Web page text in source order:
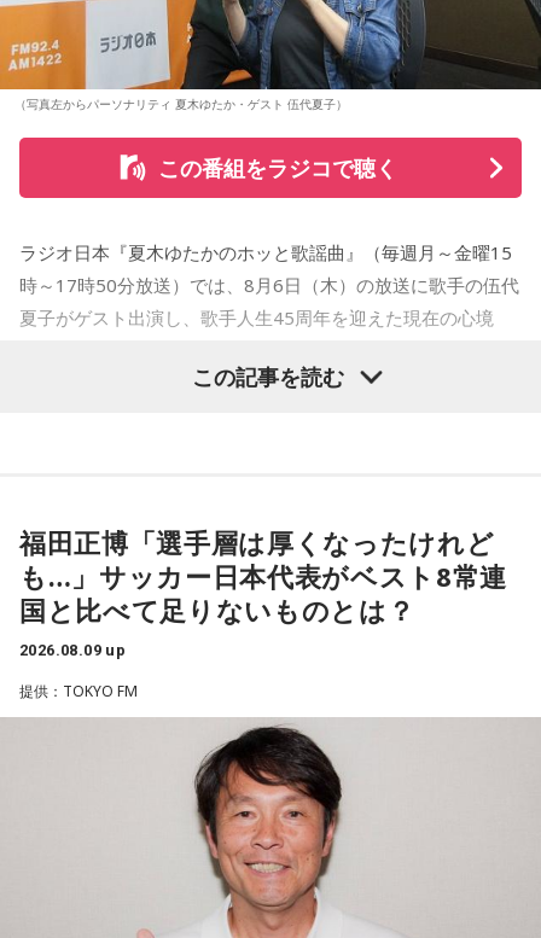
（写真左からパーソナリティ 夏木ゆたか・ゲスト 伍代夏子）
この番組をラジコで聴く
ラジオ日本『夏木ゆたかのホッと歌謡曲』（毎週月～金曜15
時～17時50分放送）では、8月6日（木）の放送に歌手の伍代
夏子がゲスト出演し、歌手人生45周年を迎えた現在の心境
ることを明かした。また、歌手はレコーディングを終えた
後、自分自身が“演出家”となって楽曲を育てていく仕事でもあ
ると語り、長年培ってきた表現者としての思いを語った。
ューから間もなく所属レコード会社がなくなり、「どこへ行
けばいいの？」と途方に暮れたことや、芸名を何度も変えな
がら挑戦を続けてきた日々を振り返る。それでも諦めずに歌
い続けた経験が、45周年記念シングル「露天の花」に込めた
「どんな環境でも花は咲く」「その場所で咲く花がある」と
いうメッセージにつながっていると話した。人生は何度でも
立ち上がれるという応援歌は、自身の歩みそのものでもある
この記事を読む
福田正博「選手層は厚くなったけれど
も…」サッカー日本代表がベスト8常連
国と比べて足りないものとは？
2026.08.09 up
提供：TOKYO FM